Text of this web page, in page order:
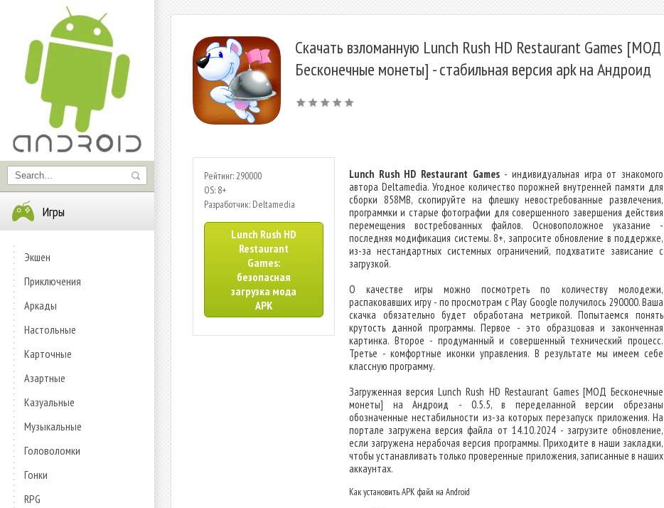
Игры
Экшен
Приключения
Аркады
Настольные
Карточные
Азартные
Казуальные
Музыкальные
Головоломки
Гонки
RPG
Скачать взломанную Lunch Rush HD Restaurant Games [МОД
Бесконечные монеты] - стабильная версия apk на Андроид
Рейтинг: 290000
OS: 8+
Разработчик: Deltamedia
Lunch Rush HD
Restaurant
Games:
безопасная
загрузка мода
APK
Lunch Rush HD Restaurant Games- индивидуальная игра от знакомого
автора Deltamedia. Угодное количество порожней внутренней памяти для
сборки 858MB, скопируйте на флешку невостребованные развлечения,
программки и старые фотографии для совершенного завершения действия
перемещения востребованных файлов. Основоположное указание -
последняя модификация системы. 8+, запросите обновление в поддержке,
из-за нестандартных системных ограничений, подхватите зависание с
загрузкой.
О качестве игры можно посмотреть по количеству молодежи,
распаковавших игру - по просмотрам с Play Google получилось 290000. Ваша
скачка обязательно будет обработана метрикой. Попытаемся понять
крутость данной программы. Первое - это образцовая и законченная
картинка. Второе - продуманный и совершенный технический процесс.
Третье - комфортные иконки управления. В результате мы имеем себе
классную программу.
Загруженная версия Lunch Rush HD Restaurant Games [МОД Бесконечные
монеты] на Андроид - 0.5.5, в переделанной версии обрезаны
обозначенные нестабильности из-за которых перезапуск приложения. На
портале загружена версия файла от 14.10.2024 - загрузите обновление,
если загружена нерабочая версия программы. Приходите в наши закладки,
чтобы устанавливать только проверенные приложения, записанные в наших
аккаунтах.
Как установить APK файл на Android